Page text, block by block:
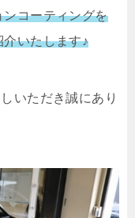
コーティングを
いたします♪
いただき誠にあり